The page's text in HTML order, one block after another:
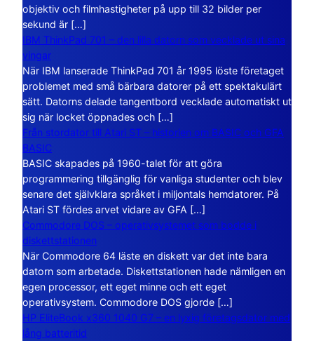
objektiv och filmhastigheter på upp till 32 bilder per
sekund är […]
IBM ThinkPad 701 – den lilla datorn som vecklade ut sina
vingar
När IBM lanserade ThinkPad 701 år 1995 löste företaget
problemet med små bärbara datorer på ett spektakulärt
sätt. Datorns delade tangentbord vecklade automatiskt ut
sig när locket öppnades och […]
Från stordator till Atari ST – historien om BASIC och GFA
BASIC
BASIC skapades på 1960-talet för att göra
programmering tillgänglig för vanliga studenter och blev
senare det självklara språket i miljontals hemdatorer. På
Atari ST fördes arvet vidare av GFA […]
Commodore DOS – operativsystemet som bodde i
diskettstationen
När Commodore 64 läste en diskett var det inte bara
datorn som arbetade. Diskettstationen hade nämligen en
egen processor, ett eget minne och ett eget
operativsystem. Commodore DOS gjorde […]
HP EliteBook x360 1040 G7 – en lyxig företagsdator med
lång batteritid